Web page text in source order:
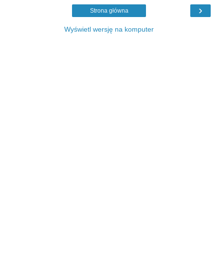
›
Strona główna
Wyświetl wersję na komputer